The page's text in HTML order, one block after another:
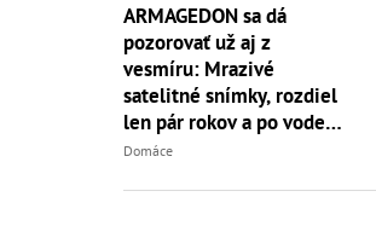
ARMAGEDON sa dá
pozorovať už aj z
vesmíru: Mrazivé
satelitné snímky, rozdiel
len pár rokov a po vode
ani stopy!
Domáce